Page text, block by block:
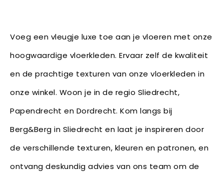
Voeg een vleugje luxe toe aan je vloeren met onze
hoogwaardige vloerkleden. Ervaar zelf de kwaliteit
en de prachtige texturen van onze vloerkleden in
onze winkel. Woon je in de regio Sliedrecht,
Papendrecht en Dordrecht. Kom langs bij
Berg&Berg in Sliedrecht en laat je inspireren door
de verschillende texturen, kleuren en patronen, en
ontvang deskundig advies van ons team om de